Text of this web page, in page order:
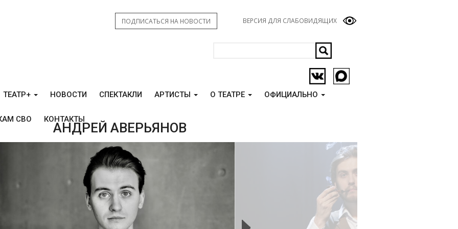
ВЕРСИЯ ДЛЯ СЛАБОВИДЯЩИХ
ПОДПИСАТЬСЯ НА НОВОСТИ
ТЕАТР+ НОВОСТИ СПЕКТАКЛИ АРТИСТЫ О ТЕАТРЕ ОФИЦИАЛЬНО
СВО КОНТАКТЫ
АНДРЕЙ АВЕРЬЯНОВ